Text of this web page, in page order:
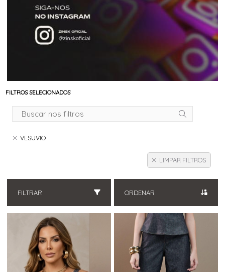
FILTROS SELECIONADOS
VESUVIO
LIMPAR FILTROS
FILTRAR ORDENAR